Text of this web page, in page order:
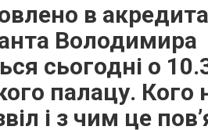
в
Володимира
сьогодні о
палацу. Кого
і з чим це